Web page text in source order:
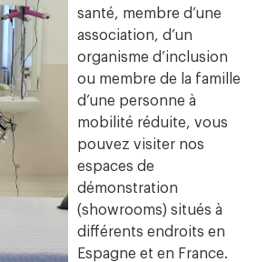
santé, membre d’une
association, d’un
organisme d’inclusion
ou membre de la famille
d’une personne à
mobilité réduite, vous
pouvez visiter nos
espaces de
démonstration
(showrooms) situés à
différents endroits en
Espagne et en France.